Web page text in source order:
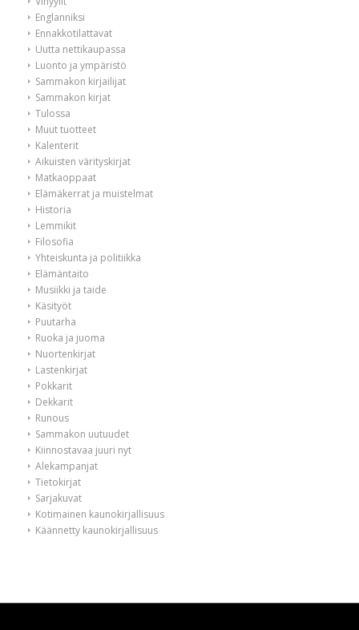
Englanniksi
Ennakkotilattavat
Uutta nettikaupassa
Luonto ja ympäristö
Sammakon kirjailijat
Sammakon kirjat
Tulossa
Muut tuotteet
Kalenterit
Aikuisten värityskirjat
Matkaoppaat
Elämäkerrat ja muistelmat
Historia
Lemmikit
Filosofia
Yhteiskunta ja politiikka
Elämäntaito
Musiikki ja taide
Käsityöt
Puutarha
Ruoka ja juoma
Nuortenkirjat
Lastenkirjat
Pokkarit
Dekkarit
Runous
Sammakon uutuudet
Kiinnostavaa juuri nyt
Alekampanjat
Tietokirjat
Sarjakuvat
Kotimainen kaunokirjallisuus
Käännetty kaunokirjallisuus